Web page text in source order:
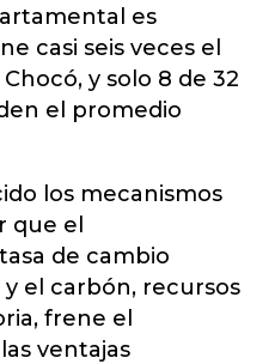
es
casi seis veces el
y solo 8 de 32
el promedio
los mecanismos
que el
de cambio
el carbón, recursos
frene el
ventajas